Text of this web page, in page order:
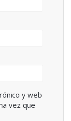
y web
vez que